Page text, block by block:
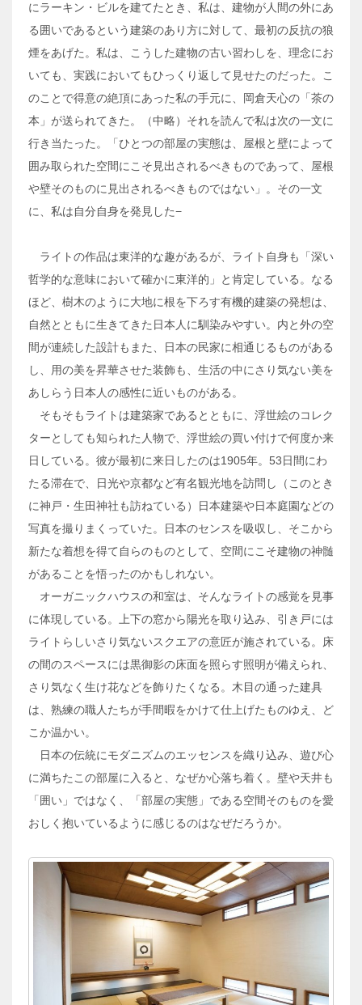
にラーキン・ビルを建てたとき、私は、建物が人間の外にあ
る囲いであるという建築のあり方に対して、最初の反抗の狼
煙をあげた。私は、こうした建物の古い習わしを、理念にお
いても、実践においてもひっくり返して見せたのだった。こ
のことで得意の絶頂にあった私の手元に、岡倉天心の「茶の
本」が送られてきた。（中略）それを読んで私は次の一文に
行き当たった。「ひとつの部屋の実態は、屋根と壁によって
囲み取られた空間にこそ見出されるべきものであって、屋根
や壁そのものに見出されるべきものではない」。その一文
に、私は自分自身を発見した−
ライトの作品は東洋的な趣があるが、ライト自身も「深い
哲学的な意味において確かに東洋的」と肯定している。なる
ほど、樹木のように大地に根を下ろす有機的建築の発想は、
自然とともに生きてきた日本人に馴染みやすい。内と外の空
間が連続した設計もまた、日本の民家に相通じるものがある
し、用の美を昇華させた装飾も、生活の中にさり気ない美を
あしらう日本人の感性に近いものがある。
そもそもライトは建築家であるとともに、浮世絵のコレク
ターとしても知られた人物で、浮世絵の買い付けで何度か来
日している。彼が最初に来日したのは1905年。53日間にわ
たる滞在で、日光や京都など有名観光地を訪問し（このとき
に神戸・生田神社も訪ねている）日本建築や日本庭園などの
写真を撮りまくっていた。日本のセンスを吸収し、そこから
新たな着想を得て自らのものとして、空間にこそ建物の神髄
があることを悟ったのかもしれない。
オーガニックハウスの和室は、そんなライトの感覚を見事
に体現している。上下の窓から陽光を取り込み、引き戸には
ライトらしいさり気ないスクエアの意匠が施されている。床
の間のスペースには黒御影の床面を照らす照明が備えられ、
さり気なく生け花などを飾りたくなる。木目の通った建具
は、熟練の職人たちが手間暇をかけて仕上げたものゆえ、ど
こか温かい。
日本の伝統にモダニズムのエッセンスを織り込み、遊び心
に満ちたこの部屋に入ると、なぜか心落ち着く。壁や天井も
「囲い」ではなく、「部屋の実態」である空間そのものを愛
おしく抱いているように感じるのはなぜだろうか。